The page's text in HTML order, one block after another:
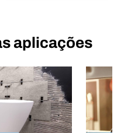
aplicações